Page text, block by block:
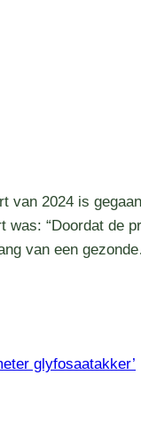
van 2024 is
“Doordat de
van een